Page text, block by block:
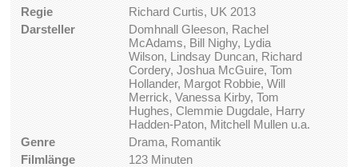
Regie
Richard Curtis, UK 2013
Darsteller
Domhnall Gleeson, Rachel
McAdams, Bill Nighy, Lydia
Wilson, Lindsay Duncan, Richard
Cordery, Joshua McGuire, Tom
Hollander, Margot Robbie, Will
Merrick, Vanessa Kirby, Tom
Hughes, Clemmie Dugdale, Harry
Hadden-Paton, Mitchell Mullen u.a.
Genre
Drama, Romantik
Filmlänge
123 Minuten